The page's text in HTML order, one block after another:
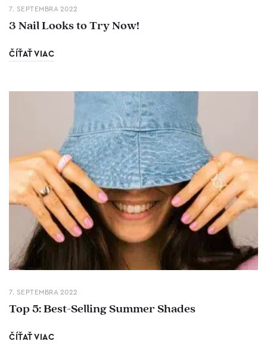
7. SEPTEMBRA 2022
3 Nail Looks to Try Now!
ČÍŤAŤ VIAC
7. SEPTEMBRA 2022
Top 5: Best-Selling Summer Shades
ČÍŤAŤ VIAC